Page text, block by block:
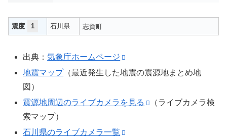
震度 1 石川県 志賀町
出典：気象庁ホームページ
地震マップ（最近発生した地震の震源地まとめ地
図）
震源地周辺のライブカメラを見る
（ライブカメラ検
索マップ）
石川県のライブカメラ一覧